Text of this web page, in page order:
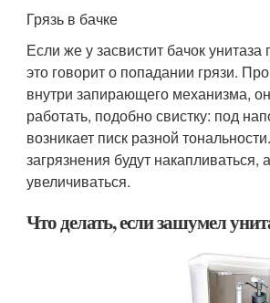
Грязь в бачке
Если же у засвистит бачок
это говорит о попадании грязи.
внутри запирающего механизма,
работать, подобно свистку: под
возникает писк разной
загрязнения будут накапливаться,
увеличиваться.
Что делать, если зашумел